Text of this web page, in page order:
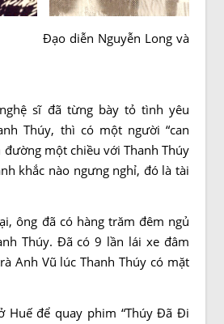
Nguyễn Long và
sĩ đã từng bày tỏ tình yêu
Thúy, thì có một người “can
đường một chiều với Thanh Thúy
khắc nào ngưng nghỉ, đó là tài
ông đã có hàng trăm đêm ngủ
Thúy. Đã có 9 lần lái xe đâm
Anh Vũ lúc Thanh Thúy có mặt
Huế để quay phim “Thúy Đã Đi